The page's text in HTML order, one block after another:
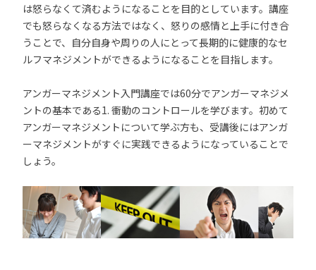
は怒らなくて済むようになることを目的としています。講座
でも怒らなくなる方法ではなく、怒りの感情と上手に付き合
うことで、自分自身や周りの人にとって長期的に健康的なセ
ルフマネジメントができるようになることを目指します。
アンガーマネジメント入門講座では60分でアンガーマネジメ
ントの基本である1. 衝動のコントロールを学びます。初めて
アンガーマネジメントについて学ぶ方も、受講後にはアンガ
ーマネジメントがすぐに実践できるようになっていることで
しょう。